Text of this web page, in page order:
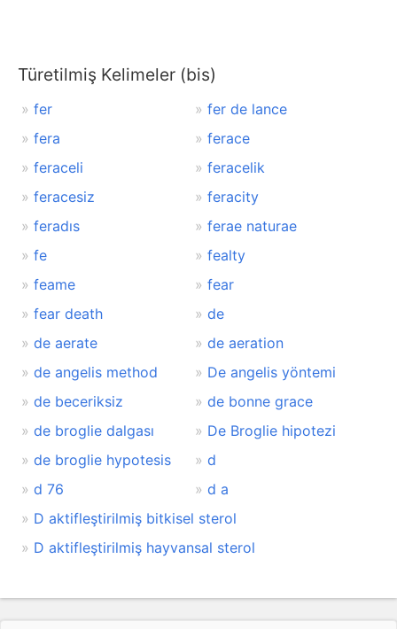
Türetilmiş Kelimeler (bis)
fer
fer de lance
fera
ferace
feraceli
feracelik
feracesiz
feracity
feradıs
ferae naturae
fe
fealty
feame
fear
fear death
de
de aerate
de aeration
de angelis method
De angelis yöntemi
de beceriksiz
de bonne grace
de broglie dalgası
De Broglie hipotezi
de broglie hypotesis
d
d 76
d a
D aktifleştirilmiş bitkisel sterol
D aktifleştirilmiş hayvansal sterol